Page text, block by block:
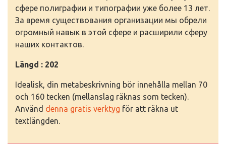
сфере полиграфии и типографии уже более 13 лет.
За время существования организации мы обрели
огромный навык в этой сфере и расширили сферу
наших контактов.
Längd : 202
Idealisk, din metabeskrivning bör innehålla mellan 70
och 160 tecken (mellanslag räknas som tecken).
Använd denna gratis verktyg för att räkna ut
textlängden.